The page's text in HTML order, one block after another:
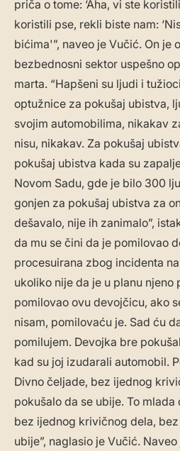
priča o tome: ‘Aha, vi ste
koristili pse, rekli biste nam:
bićima'”, naveo je Vučić. On je
bezbednosni sektor uspešno
marta. “Hapšeni su ljudi i
optužnice za pokušaj ubistva,
svojim automobilima, nikakav
nisu, nikakav. Za pokušaj
pokušaj ubistva kada su
Novom Sadu, gde je bilo 300
gonjen za pokušaj ubistva za
dešavalo, nije ih zanimalo”,
da mu se čini da je pomilovao
procesuirana zbog incidenta
ukoliko nije da je u planu njeno
pomilovao ovu devojčicu, ako
nisam, pomilovaću je. Sad ću
pomilujem. Devojka bre
kad su joj izudarali automobil.
Divno čeljade, bez ijednog
pokušalo da se ubije. To
bez ijednog krivičnog dela,
ubije”, naglasio je Vučić.